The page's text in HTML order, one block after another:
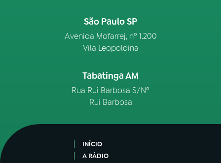
São Paulo SP
Avenida Mofarrej, nº 1.200
Vila Leopoldina
Tabatinga AM
Rua Rui Barbosa S/Nº
Rui Barbosa
INÍCIO
A RÁDIO